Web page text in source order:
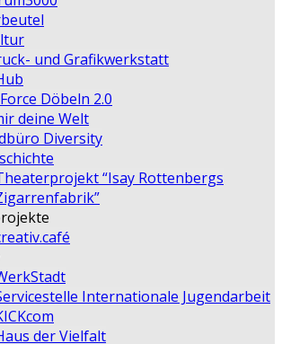
und Grafikwerkstatt
Döbeln 2.0
deine Welt
Diversity
“Isay Rottenbergs
Internationale Jugendarbeit
der Vielfalt